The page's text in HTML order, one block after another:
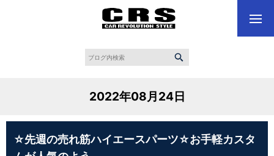
2022年08月24日
☆先週の売れ筋ハイエースパーツ☆お手軽カスタ